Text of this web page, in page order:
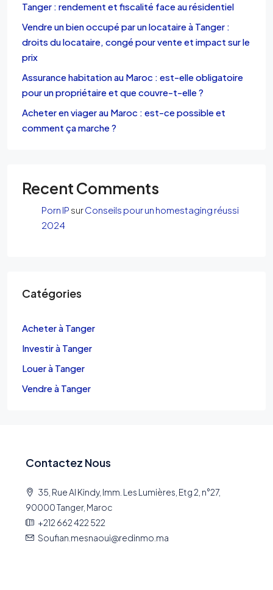
Tanger : rendement et fiscalité face au résidentiel
Vendre un bien occupé par un locataire à Tanger :
droits du locataire, congé pour vente et impact sur le
prix
Assurance habitation au Maroc : est-elle obligatoire
pour un propriétaire et que couvre-t-elle ?
Acheter en viager au Maroc : est-ce possible et
comment ça marche ?
Recent Comments
Porn IP surConseils pour un homestaging réussi
2024
Catégories
Acheter à Tanger
Investir à Tanger
Louer à Tanger
Vendre à Tanger
Contactez Nous
35, Rue Al Kindy, Imm. Les Lumières, Etg 2, n°27,
90000 Tanger, Maroc
+212 662 422 522
Soufian.mesnaoui@redinmo.ma